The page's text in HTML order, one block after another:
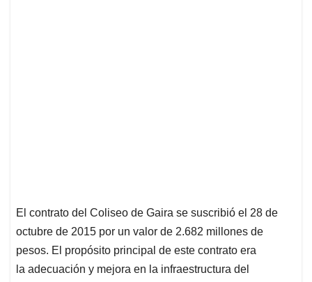
El contrato del Coliseo de Gaira se suscribió el 28 de
octubre de 2015 por un valor de 2.682 millones de
pesos. El propósito principal de este contrato era
la adecuación y mejora en la infraestructura del